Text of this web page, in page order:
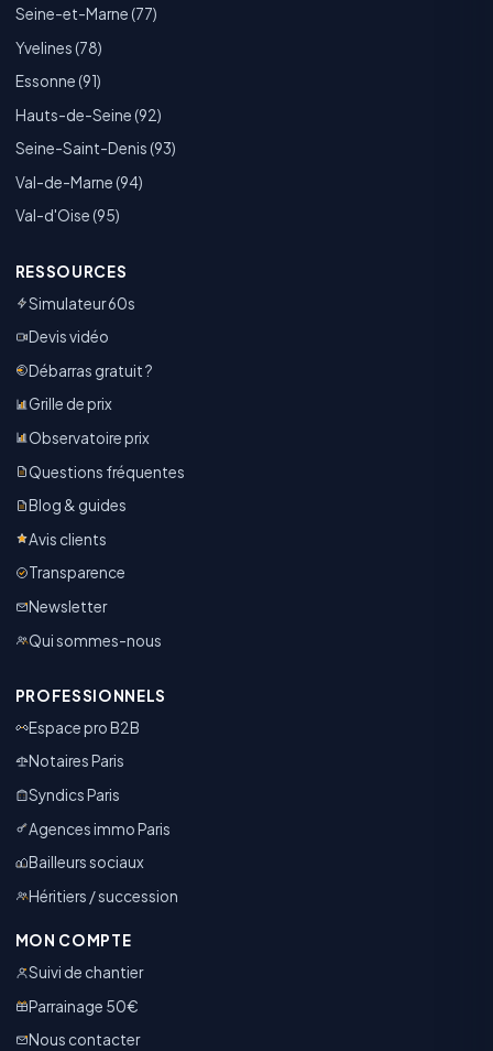
Seine-et-Marne (77)
Yvelines (78)
Essonne (91)
Hauts-de-Seine (92)
Seine-Saint-Denis (93)
Val-de-Marne (94)
Val-d'Oise (95)
RESSOURCES
Simulateur 60s
Devis vidéo
Débarras gratuit ?
Grille de prix
Observatoire prix
Questions fréquentes
Blog & guides
Avis clients
Transparence
Newsletter
Qui sommes-nous
PROFESSIONNELS
Espace pro B2B
Notaires Paris
Syndics Paris
Agences immo Paris
Bailleurs sociaux
Héritiers / succession
MON COMPTE
Suivi de chantier
Parrainage 50€
Nous contacter